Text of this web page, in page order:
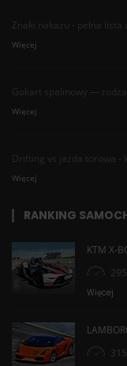
Znaki nakazu - pełna
Więcej
Gokart spalinowy —
Więcej
Drifting vs jazda torowa -
Więcej
RANKING
KTM X-
Więcej